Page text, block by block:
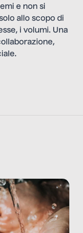
e non si
allo scopo di
i volumi. Una